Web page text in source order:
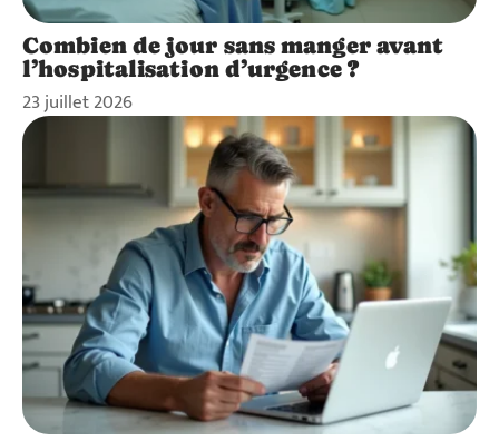
Combien de jour sans manger avant
l’hospitalisation d’urgence ?
23 juillet 2026